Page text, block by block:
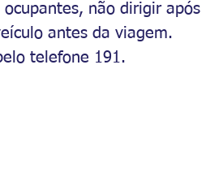
não dirigir após
antes da viagem.
telefone 191.